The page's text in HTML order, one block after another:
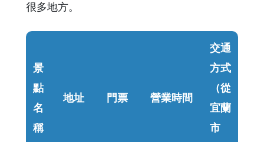
很多地方。
景
點
名
稱
地址 門票 營業時間
交通
方式
（從
宜蘭
市